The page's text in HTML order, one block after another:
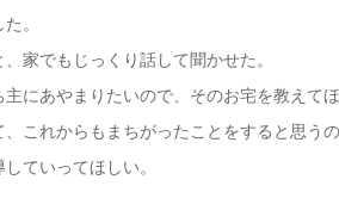
。
家でもじっくり話して聞かせた。
にあやまりたいので、そのお宅を教えてほ
これからもまちがったことをすると思う
ていってほしい。